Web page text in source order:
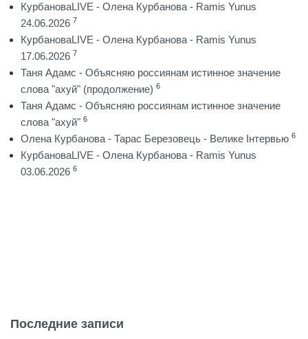
КурбановаLIVE - Олена Курбанова - Ramis Yunus
24.06.2026 7
КурбановаLIVE - Олена Курбанова - Ramis Yunus
17.06.2026 7
Таня Адамс - Объясняю россиянам истинное значение
слова "ахуй" (продолжение) 6
Таня Адамс - Объясняю россиянам истинное значение
слова "ахуй" 6
Олена Курбанова - Тарас Березовець - Велике Інтервью 6
КурбановаLIVE - Олена Курбанова - Ramis Yunus
03.06.2026 6
Последние записи